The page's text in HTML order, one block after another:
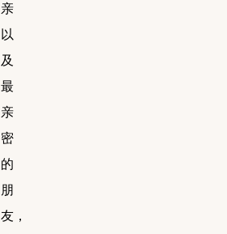
亲
以
及
最
亲
密
的
朋
友，